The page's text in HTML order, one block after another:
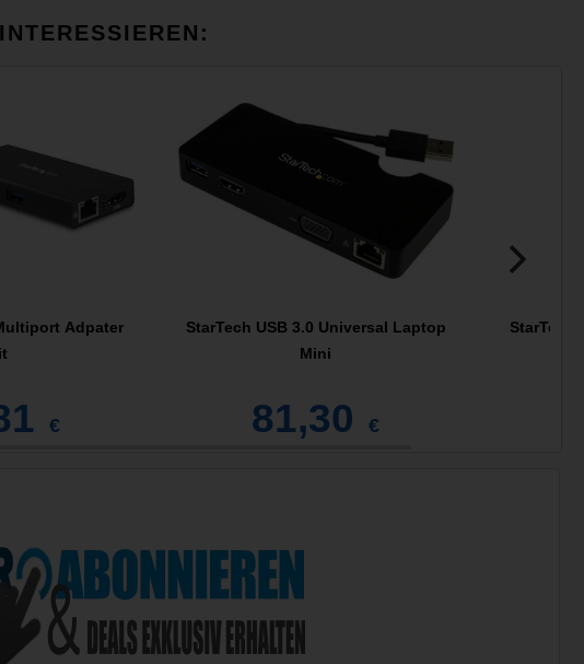
Adpater
€
StarTech USB 3.0 Universal Laptop
Mini
81,30 €
StarTech